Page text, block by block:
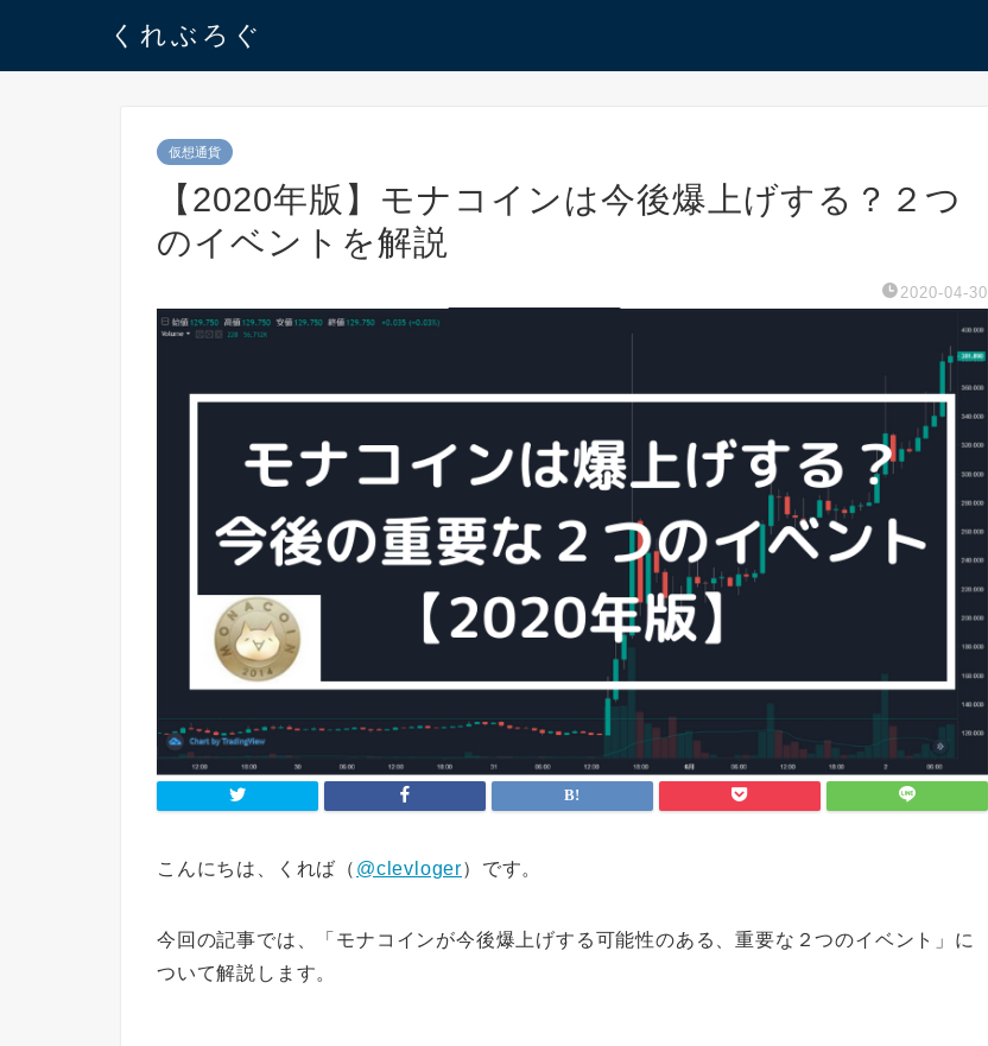
くれぶろぐ
仮想通貨
【2020年版】モナコインは今後爆上げする？２つ
のイベントを解説
2020-04-30
こんにちは、くれば（ @clevloger）です。
今回の記事では、 「モナコインが今後爆上げする可能性のある、重要な２つのイベント」 に
ついて解説します。